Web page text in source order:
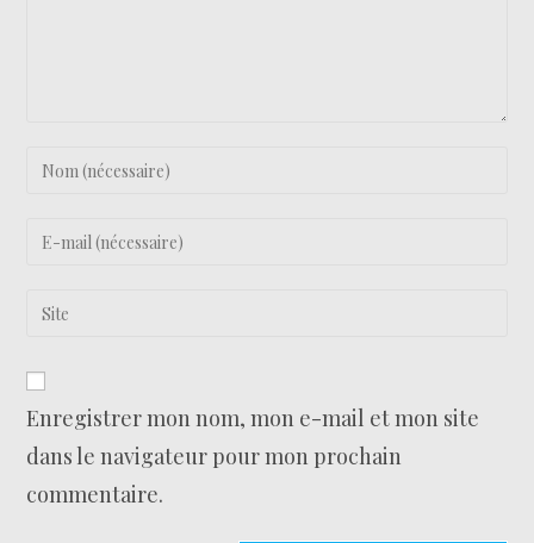
Enregistrer mon nom, mon e-mail et mon site
dans le navigateur pour mon prochain
commentaire.